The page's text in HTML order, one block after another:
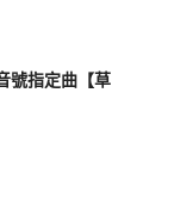
號指定曲【草